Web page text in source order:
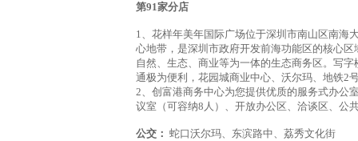
第91家分店
1、花样年美年国际广场位于深圳市南山区南海
心地带，是深圳市政府开发前海功能区的核心
自然、生态、商业等为一体的生态商务区。写
通极为便利，花园城商业中心、沃尔玛、地铁2
2、创富港商务中心为您提供优质的服务式办公
议室（可容纳8人）、开放办公区、洽谈区、公
公交： 蛇口沃尔玛、东滨路中、荔秀文化街